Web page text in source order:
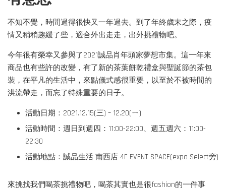
不知不覺，時間過得很快又一年過去。到了年終歲末之際，疫
情又稍稍趨緩了些，適合外出走走，出外挑禮物吧。
今年很有榮幸又參與了2021誠品肖年頭家夢想市集。這一年來
商品也有些許的改變，有了新的茶葉餅乾禮盒與聖誕節的茶包
裝，在平凡的生活中，來點儀式感很重要，以至於不被時間的
洪流帶走，而忘了特殊重要的日子。
活動日期：2021.12.15(三) – 12.20(ㄧ)
活動時間：週日到週四：11:00-22:00、週五週六：11:00-
22:30
活動地點：誠品生活 南西店 4F EVENT SPACE(expo Select旁)
來挑找我們喝茶挑禮物吧，喝茶其實也是很fashion的一件事